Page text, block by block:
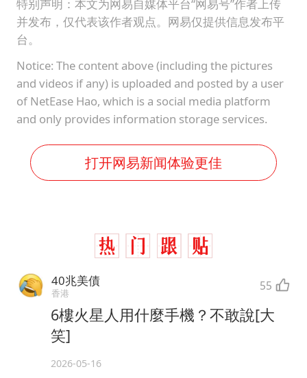
特别声明：本文为网易自媒体平台“网易号”作者上传
并发布，仅代表该作者观点。网易仅提供信息发布平
台。
Notice: The content above (including the pictures
and videos if any) is uploaded and posted by a user
of NetEase Hao, which is a social media platform
and only provides information storage services.
打开网易新闻体验更佳
40兆美債
香港 55
6樓火星人用什麼手機？不敢說[大
笑]
2026-05-16